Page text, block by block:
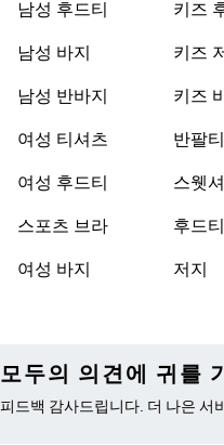
남성 후드티
남성 바지
남성 반바지
여성 티셔츠
여성 후드티
스포츠 브라
여성 바지
키즈
키즈
키즈
반팔티
스웻
후드티
저지
모두의 의견에 귀를
피드백 감사드립니다. 더 나은 서